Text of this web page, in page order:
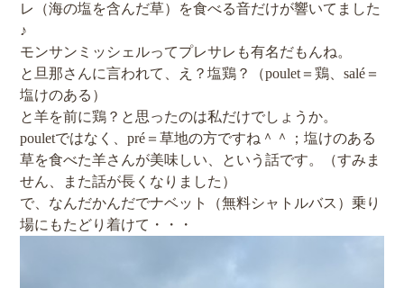
レ（海の塩を含んだ草）を食べる音だけが響いてました
♪
モンサンミッシェルってプレサレも有名だもんね。
と旦那さんに言われて、え？塩鶏？（poulet＝鶏、salé＝
塩けのある）
と羊を前に鶏？と思ったのは私だけでしょうか。
pouletではなく、pré＝草地の方ですね＾＾；塩けのある
草を食べた羊さんが美味しい、という話です。（すみま
せん、また話が長くなりました）
で、なんだかんだでナベット（無料シャトルバス）乗り
場にもたどり着けて・・・